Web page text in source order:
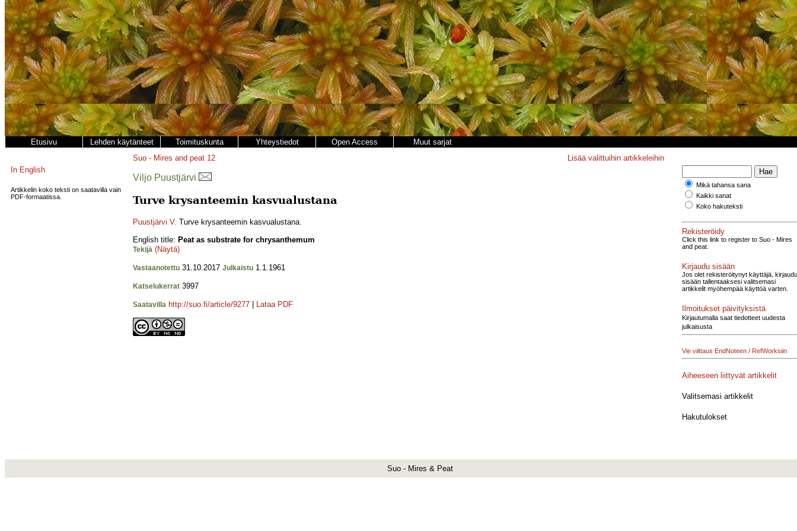
Etusivu Lehden käytänteet Toimituskunta Yhteystiedot Open Access Muut sarjat
In English
Artikkelin koko teksti on saatavilla vain
PDF-formaatissa.
Suo - Mires and peat 12 Lisää valittuihin artikkeleihin
Viljo Puustjärvi
Turve krysanteemin kasvualustana
Puustjärvi V. Turve krysanteemin kasvualustana.
English title: Peat as substrate for chrysanthemum
Tekijä (Näytä)
Vastaanotettu 31.10.2017 Julkaistu 1.1.1961
Katselukerrat 3997
Saatavilla http://suo.fi/article/9277 Lataa PDF
Mikä tahansa sana
Kaikki sanat
Koko hakuteksti
Rekisteröidy
Click this link to register to Suo - Mires
and peat.
Kirjaudu sisään
Jos olet rekisteröitynyt käyttäjä, kirjaudu
sisään tallentaaksesi valitsemasi
artikkelit myöhempää käyttöä varten.
Ilmoitukset päivityksistä
Kirjautumalla saat tiedotteet uudesta
julkaisusta
Vie viittaus EndNoteen / RefWorksiin
Aiheeseen liittyvät artikkelit
Valitsemasi artikkelit
Hakutulokset
Suo - Mires & Peat